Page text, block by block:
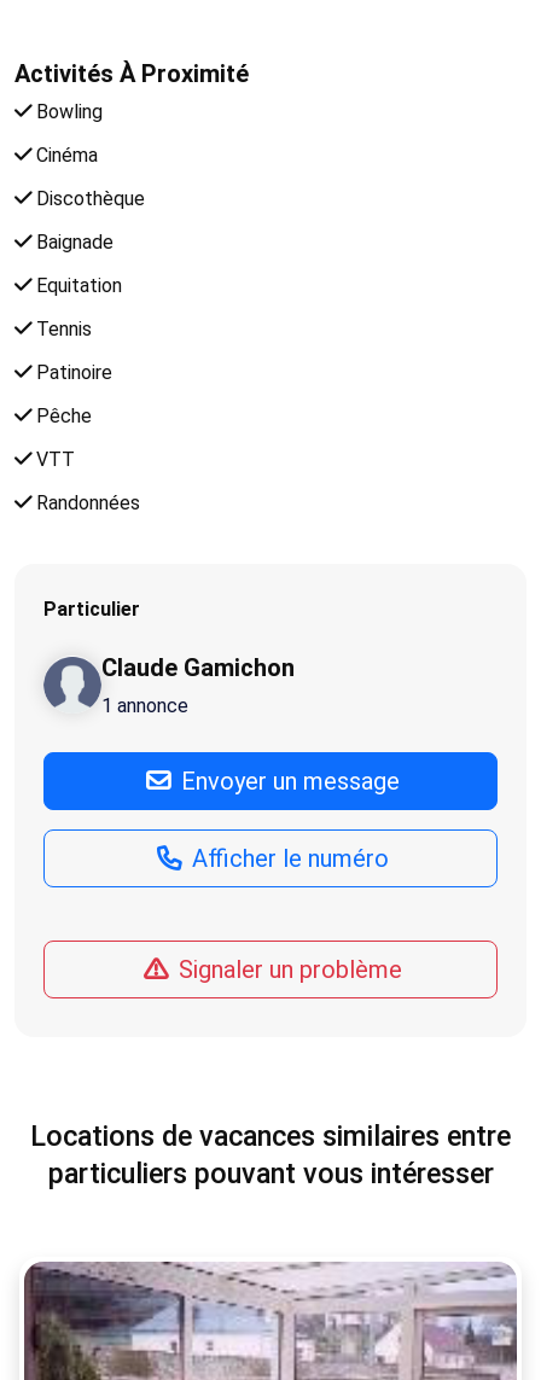
Activités À Proximité
Bowling
Cinéma
Discothèque
Baignade
Equitation
Tennis
Patinoire
Pêche
VTT
Randonnées
Particulier
Claude Gamichon
1 annonce
Envoyer un message
Afficher le numéro
Signaler un problème
Locations de vacances similaires entre
particuliers pouvant vous intéresser